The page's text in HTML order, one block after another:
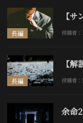
長編
【
投稿者
長編
【
投稿者
余命